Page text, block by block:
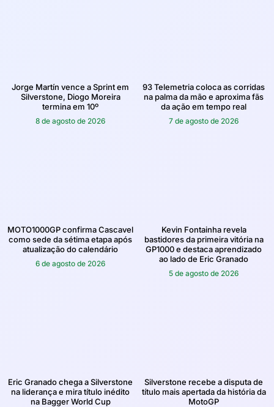
Jorge Martín vence a Sprint em
Silverstone, Diogo Moreira
termina em 10º
8 de agosto de 2026
93 Telemetria coloca as corridas
na palma da mão e aproxima fãs
da ação em tempo real
7 de agosto de 2026
MOTO1000GP confirma Cascavel
como sede da sétima etapa após
atualização do calendário
6 de agosto de 2026
Kevin Fontainha revela
bastidores da primeira vitória na
GP1000 e destaca aprendizado
ao lado de Eric Granado
5 de agosto de 2026
Eric Granado chega a Silverstone
na liderança e mira título inédito
na Bagger World Cup
Silverstone recebe a disputa de
título mais apertada da história da
MotoGP